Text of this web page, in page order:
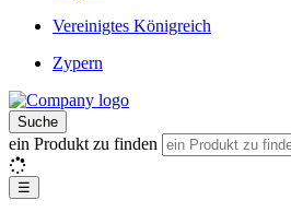
Vereinigtes Königreich
Zypern
Suche
ein Produkt zu finden
☰